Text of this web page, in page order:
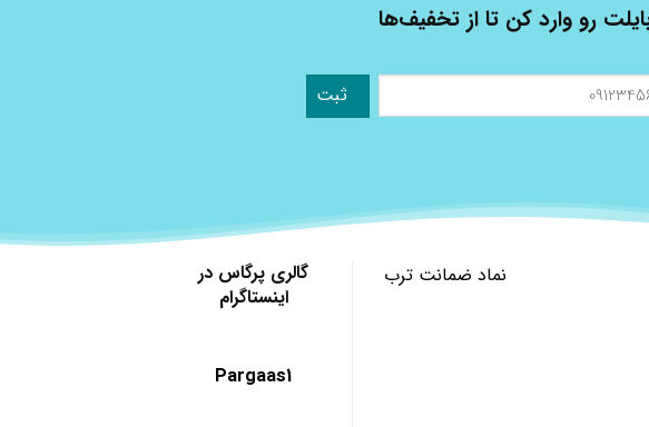
رو وارد کن تا از تخفیف‌ها
نماد ضمانت ترب
گالری پرگاس در
اینستاگرام
Pargaas1